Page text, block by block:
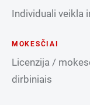
Individuali veikla
MOKESČIAI
Licenzija /
dirbiniais